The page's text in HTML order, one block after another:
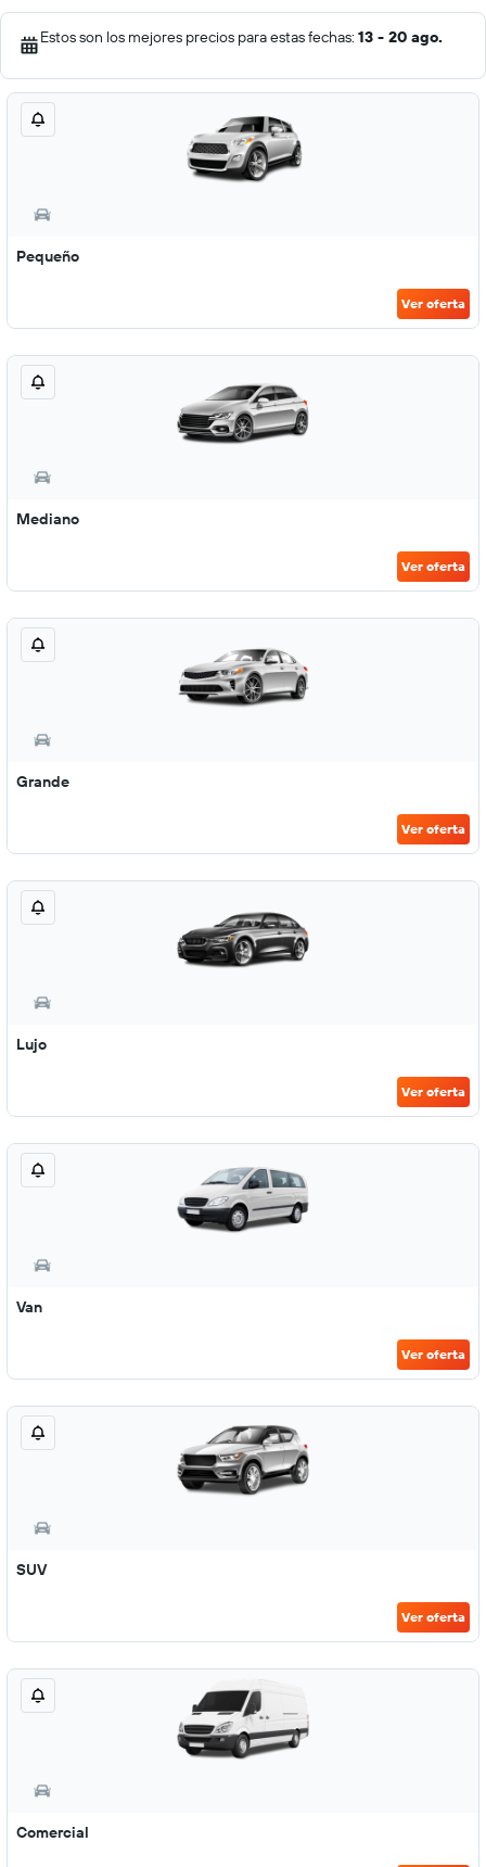
Estos son los mejores precios para estas fechas: 13 - 20 ago.
Pequeño
Ver oferta
Mediano
Ver oferta
Grande
Ver oferta
Lujo
Ver oferta
Van
Ver oferta
SUV
Ver oferta
Comercial